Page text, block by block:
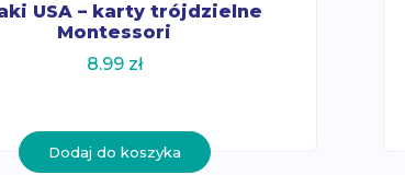
USA – karty trójdzielne
Montessori
8.99 zł
Dodaj do koszyka